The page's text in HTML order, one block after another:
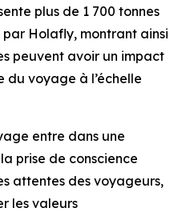
plus de 1 700 tonnes
par Holafly, montrant ainsi
peuvent avoir un impact
du voyage à l’échelle
entre dans une
prise de conscience
attentes des voyageurs,
les valeurs